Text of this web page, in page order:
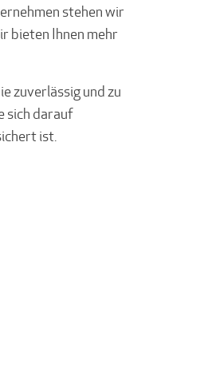
stehen wir
bieten Ihnen mehr
zuverlässig und zu
sich darauf
ist.